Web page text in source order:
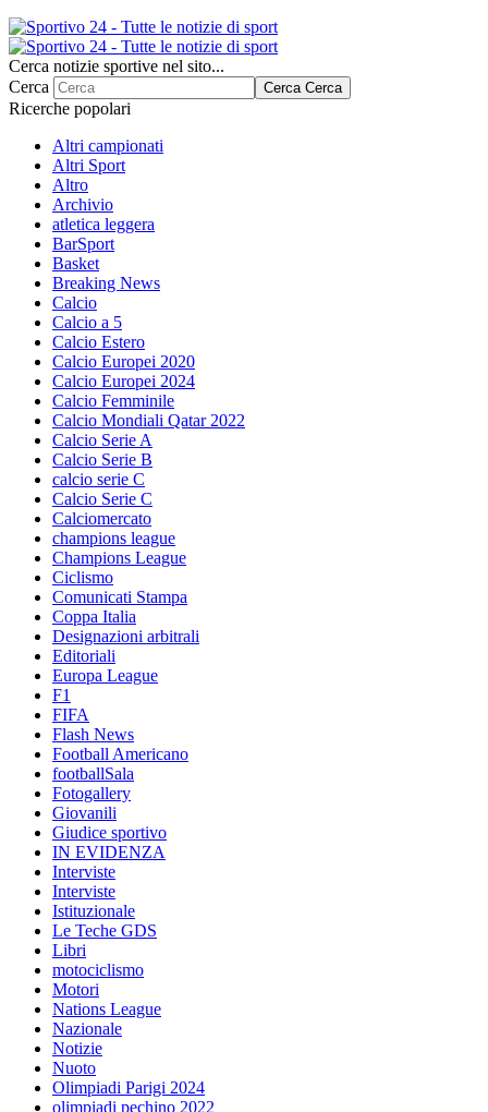
Cerca notizie sportive nel sito...
Cerca
Cerca Cerca
Ricerche popolari
Altri campionati
Altri Sport
Altro
Archivio
atletica leggera
BarSport
Basket
Breaking News
Calcio
Calcio a 5
Calcio Estero
Calcio Europei 2020
Calcio Europei 2024
Calcio Femminile
Calcio Mondiali Qatar 2022
Calcio Serie A
Calcio Serie B
calcio serie C
Calcio Serie C
Calciomercato
champions league
Champions League
Ciclismo
Comunicati Stampa
Coppa Italia
Designazioni arbitrali
Editoriali
Europa League
F1
FIFA
Flash News
Football Americano
footballSala
Fotogallery
Giovanili
Giudice sportivo
IN EVIDENZA
Interviste
Interviste
Istituzionale
Le Teche GDS
Libri
motociclismo
Motori
Nations League
Nazionale
Notizie
Nuoto
Olimpiadi Parigi 2024
olimpiadi pechino 2022